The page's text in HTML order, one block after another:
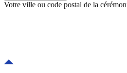
Votre ville ou code postal de la